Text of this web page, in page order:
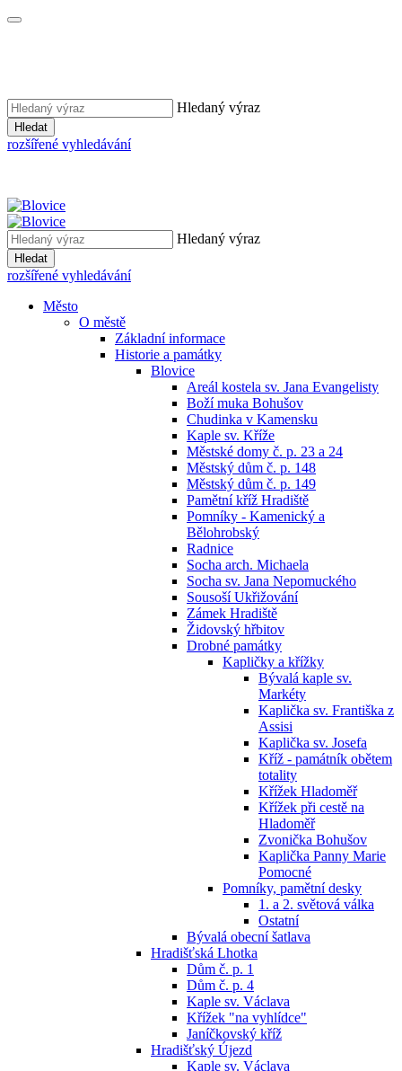
Hledaný výraz
Hledat
rozšířené vyhledávání
Hledaný výraz
Hledat
rozšířené vyhledávání
Město
O městě
Základní informace
Historie a památky
Blovice
Areál kostela sv. Jana Evangelisty
Boží muka Bohušov
Chudinka v Kamensku
Kaple sv. Kříže
Městské domy č. p. 23 a 24
Městský dům č. p. 148
Městský dům č. p. 149
Pamětní kříž Hradiště
Pomníky - Kamenický a
Bělohrobský
Radnice
Socha arch. Michaela
Socha sv. Jana Nepomuckého
Sousoší Ukřižování
Zámek Hradiště
Židovský hřbitov
Drobné památky
Kapličky a křížky
Bývalá kaple sv.
Markéty
Kaplička sv. Františka z
Assisi
Kaplička sv. Josefa
Kříž - památník obětem
totality
Křížek Hladoměř
Křížek při cestě na
Hladoměř
Zvonička Bohušov
Kaplička Panny Marie
Pomocné
Pomníky, pamětní desky
1. a 2. světová válka
Ostatní
Bývalá obecní šatlava
Hradišťská Lhotka
Dům č. p. 1
Dům č. p. 4
Kaple sv. Václava
Křížek "na vyhlídce"
Janíčkovský kříž
Hradišťský Újezd
Kaple sv. Václava